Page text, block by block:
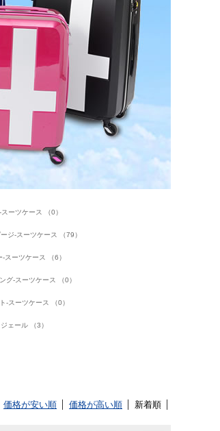
スーツケース （0）
ジ-スーツケース （79）
-スーツケース （6）
グ-スーツケース （0）
-スーツケース （0）
ジェール （3）
価格が安い順 価格が高い順 新着順